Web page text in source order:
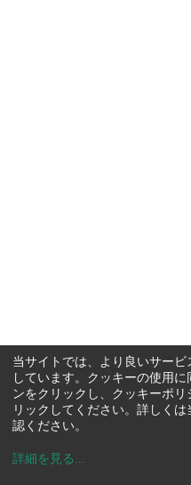
当サイトでは、より良いサー
しています。クッキーの使用
ンをクリックし、クッキーポ
リックしてください。詳しくは
認ください。
詳細を見る ...